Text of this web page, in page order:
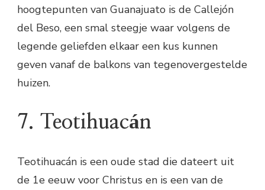
hoogtepunten van Guanajuato is de Callejón
del Beso, een smal steegje waar volgens de
legende geliefden elkaar een kus kunnen
geven vanaf de balkons van tegenovergestelde
huizen.
7. Teotihuacán
Teotihuacán is een oude stad die dateert uit
de 1e eeuw voor Christus en is een van de